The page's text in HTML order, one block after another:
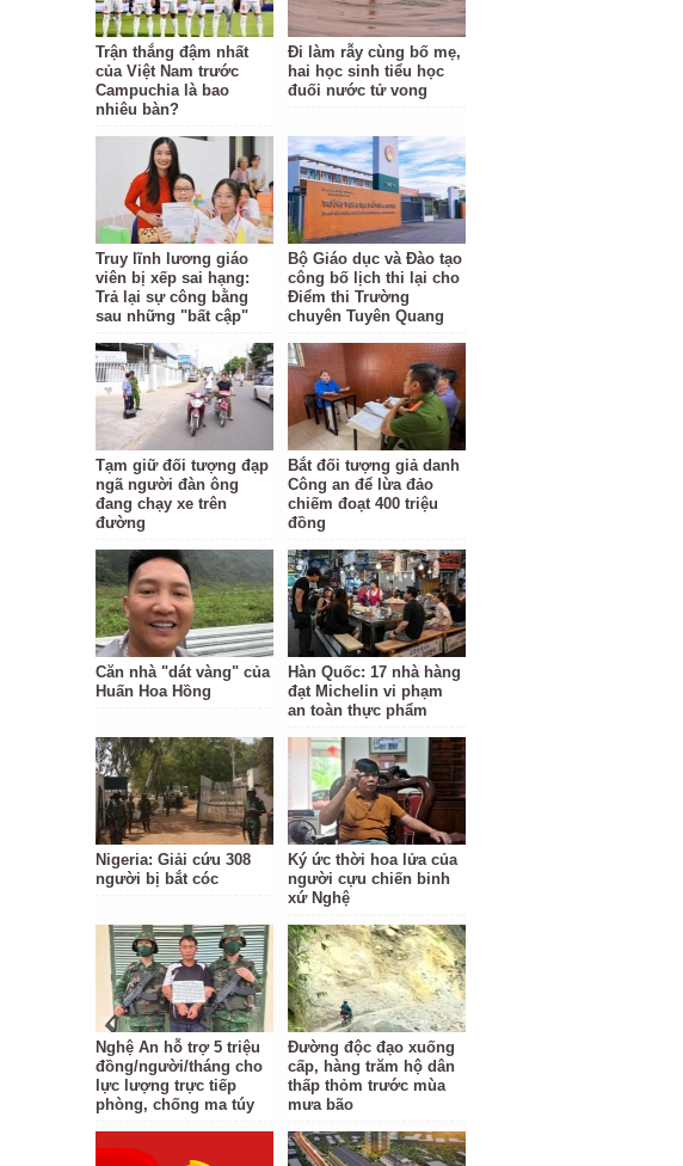
Trận thắng đậm nhất
của Việt Nam trước
Campuchia là bao
nhiêu bàn?
Đi làm rẫy cùng bố mẹ,
hai học sinh tiểu học
đuối nước tử vong
Truy lĩnh lương giáo
viên bị xếp sai hạng:
Trả lại sự công bằng
sau những "bất cập"
Bộ Giáo dục và Đào tạo
công bố lịch thi lại cho
Điểm thi Trường
chuyên Tuyên Quang
Tạm giữ đối tượng đạp
ngã người đàn ông
đang chạy xe trên
đường
Bắt đối tượng giả danh
Công an để lừa đảo
chiếm đoạt 400 triệu
đồng
Căn nhà "dát vàng" của
Huấn Hoa Hồng
Hàn Quốc: 17 nhà hàng
đạt Michelin vi phạm
an toàn thực phẩm
Nigeria: Giải cứu 308
người bị bắt cóc
Ký ức thời hoa lửa của
người cựu chiến binh
xứ Nghệ
Nghệ An hỗ trợ 5 triệu
đồng/người/tháng cho
lực lượng trực tiếp
phòng, chống ma túy
Đường độc đạo xuống
cấp, hàng trăm hộ dân
thấp thỏm trước mùa
mưa bão